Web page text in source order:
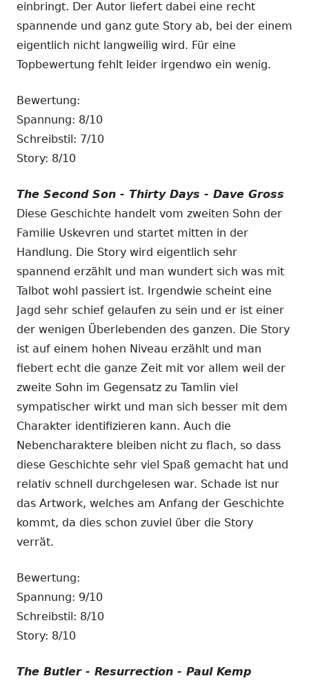
einbringt. Der Autor liefert dabei eine recht
spannende und ganz gute Story ab, bei der einem
eigentlich nicht langweilig wird. Für eine
Topbewertung fehlt leider irgendwo ein wenig.
Bewertung:
Spannung: 8/10
Schreibstil: 7/10
Story: 8/10
The Second Son - Thirty Days - Dave Gross
Diese Geschichte handelt vom zweiten Sohn der
Familie Uskevren und startet mitten in der
Handlung. Die Story wird eigentlich sehr
spannend erzählt und man wundert sich was mit
Talbot wohl passiert ist. Irgendwie scheint eine
Jagd sehr schief gelaufen zu sein und er ist einer
der wenigen Überlebenden des ganzen. Die Story
ist auf einem hohen Niveau erzählt und man
fiebert echt die ganze Zeit mit vor allem weil der
zweite Sohn im Gegensatz zu Tamlin viel
sympatischer wirkt und man sich besser mit dem
Charakter identifizieren kann. Auch die
Nebencharaktere bleiben nicht zu flach, so dass
diese Geschichte sehr viel Spaß gemacht hat und
relativ schnell durchgelesen war. Schade ist nur
das Artwork, welches am Anfang der Geschichte
kommt, da dies schon zuviel über die Story
verrät.
Bewertung:
Spannung: 9/10
Schreibstil: 8/10
Story: 8/10
The Butler - Resurrection - Paul Kemp